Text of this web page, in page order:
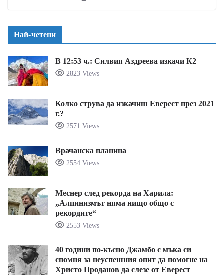
Най-четени
В 12:53 ч.: Силвия Аздреева изкачи К2
2823 Views
Колко струва да изкачиш Еверест през 2021
г.?
2571 Views
Врачанска планина
2554 Views
Меснер след рекорда на Харила:
„Алпинизмът няма нищо общо с
рекордите“
2553 Views
40 години по-късно Джамбо с мъка си
спомня за неуспешния опит да помогне на
Христо Проданов да слезе от Еверест